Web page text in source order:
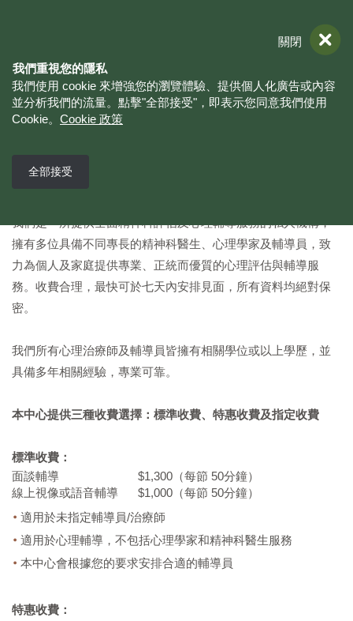
關閉
我們重視您的隱私
我們使用 cookie 來增強您的瀏覽體驗、提供個人化廣告或內容
並分析我們的流量。點擊"全部接受"，即表示您同意我們使用
Cookie。 Cookie 政策
全部接受
香港心理輔導中心創立於2006年，擁有二十年良好信譽，秉持
至誠、正統的服務理念，深得口碑，質素有保證。
我們是一所提供全面精神科評估及心理輔導服務的私人機構，
擁有多位具備不同專長的精神科醫生、心理學家及輔導員，致
力為個人及家庭提供專業、正統而優質的心理評估與輔導服
務。收費合理，最快可於七天內安排見面，所有資料均絕對保
密。
我們所有心理治療師及輔導員皆擁有相關學位或以上學歷，並
具備多年相關經驗，專業可靠。
本中心提供三種收費選擇：標準收費、特惠收費及指定收費
標準收費：
面談輔導
$1,300（每節 50分鐘）
線上視像或語音輔導
$1,000（每節 50分鐘）
適用於未指定輔導員/治療師
適用於心理輔導，不包括心理學家和精神科醫生服務
本中心會根據您的要求安排合適的輔導員
特惠收費：